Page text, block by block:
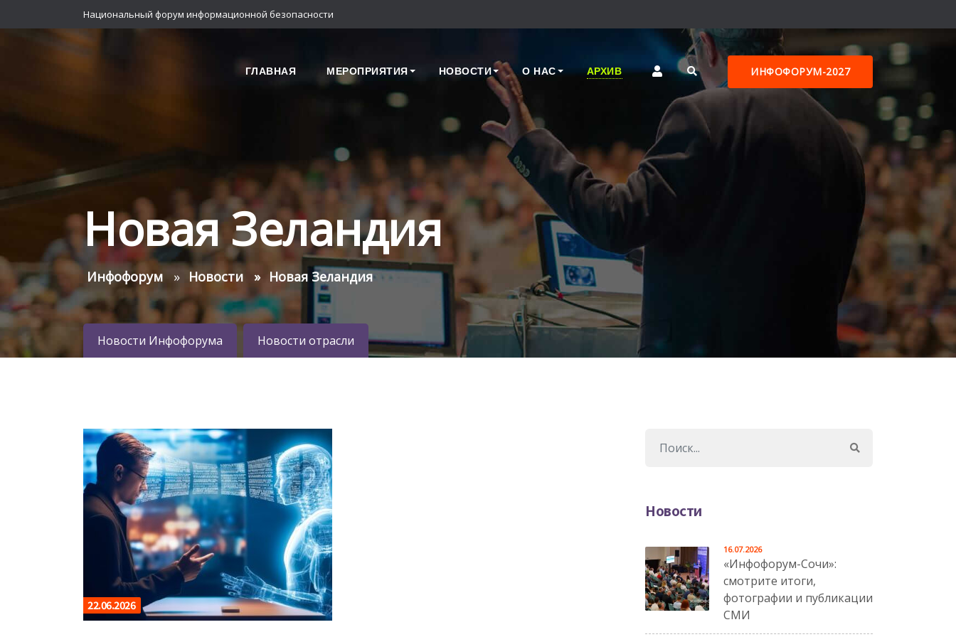
Национальный форум информационной безопасности
ГЛАВНАЯ МЕРОПРИЯТИЯ НОВОСТИ О НАС АРХИВ ИНФОФОРУМ-2027
Новая Зеландия
Инфофорум Новости Новая Зеландия
Новости Инфофорума Новости отрасли
22.06.2026
Новости
«Инфофорум-Сочи»:
смотрите итоги,
фотографии и публикации
СМИ
16.07.2026